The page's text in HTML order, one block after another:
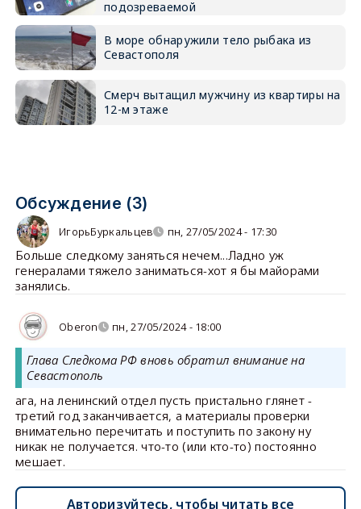
подозреваемой
В море обнаружили тело рыбака из
Севастополя
Смерч вытащил мужчину из квартиры на
12-м этаже
Обсуждение (3)
ИгорьБуркальцев пн, 27/05/2024 - 17:30
Больше следкому заняться нечем...Ладно уж
генералами тяжело заниматься-хот я бы майорами
занялись.
Oberon пн, 27/05/2024 - 18:00
Глава Следкома РФ вновь обратил внимание на
Севастополь
ага, на ленинский отдел пусть пристально глянет -
третий год заканчивается, а материалы проверки
внимательно перечитать и поступить по закону ну
никак не получается. что-то (или кто-то) постоянно
мешает.
Авторизуйтесь, чтобы читать все